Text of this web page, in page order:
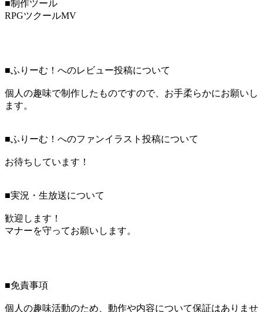
■制作ツール
RPGツクールMV
■ふりーむ！へのレビュー投稿について
個人の趣味で制作したものですので、お手柔らかにお願いし
ます。
■ふりーむ！へのファンイラスト投稿について
お待ちしています！
■実況・生放送について
歓迎します！
マナーを守ってお願いします。
■免責事項
個人の趣味活動のため、動作や内容について保証はありませ